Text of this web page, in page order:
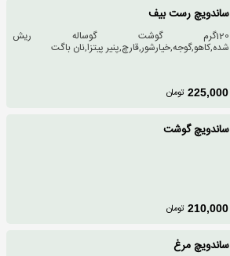
ساندویچ رست بیف
120گرم گوشت گوساله ریش
شده,کاهو,گوجه,خیارشور,قارچ,پنیر پیتزا,نان باگت
225,000 تومان
ساندویچ گوشت
210,000 تومان
ساندویچ مرغ